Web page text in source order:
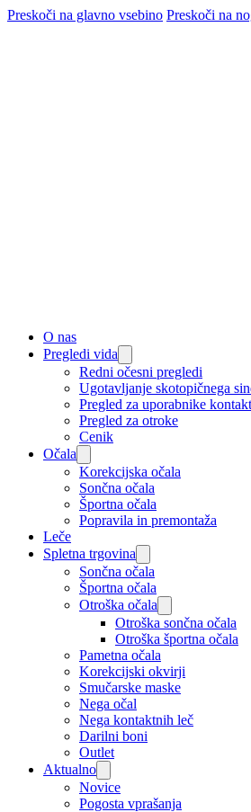
Preskoči na glavno vsebino Preskoči na
O nas
Pregledi vida
Redni očesni pregledi
Ugotavljanje skotopičnega
Pregled za uporabnike
Pregled za otroke
Cenik
Očala
Korekcijska očala
Sončna očala
Športna očala
Popravila in premontaža
Leče
Spletna trgovina
Sončna očala
Športna očala
Otroška očala
Otroška sončna očala
Otroška športna očala
Pametna očala
Korekcijski okvirji
Smučarske maske
Nega očal
Nega kontaktnih leč
Darilni boni
Outlet
Aktualno
Novice
Pogosta vprašanja